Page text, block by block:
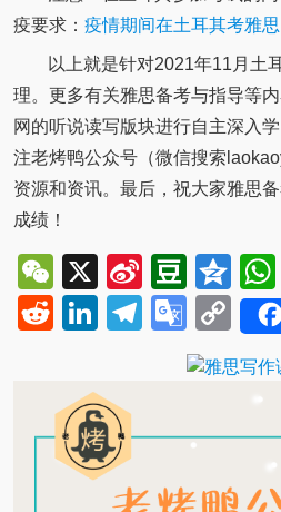
疫要求： 疫情期间在土耳其考雅
以上就是针对2021年11月土
理。更多有关雅思备考与指导等
网的听说读写版块进行自主深入
注老烤鸭公众号（微信搜索
资源和资讯。最后，祝大家雅思
成绩！
WeChat
X
Sina
Weibo
RedditLinkedIn